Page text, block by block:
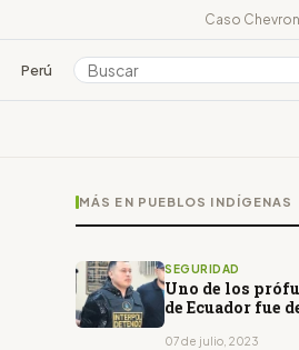
Caso Chevron
Perú Colombia
MÁS EN PUEBLOS INDÍGENAS
SEGURIDAD
Uno de los
de Ecuador fue
07 de julio, 2023